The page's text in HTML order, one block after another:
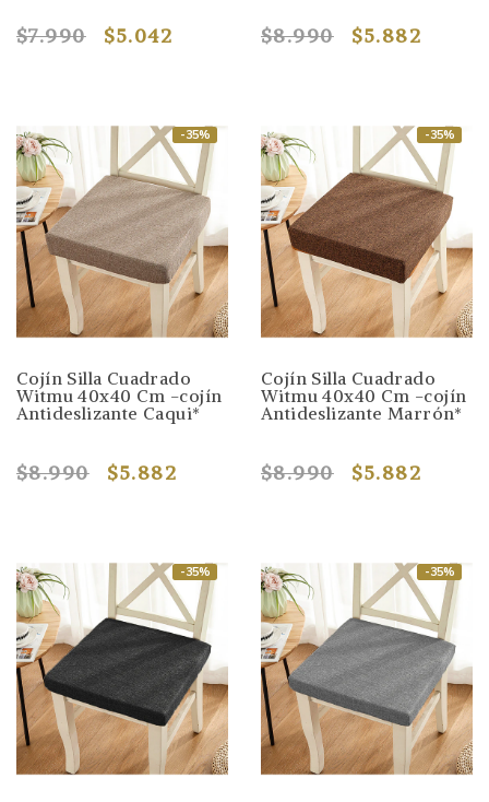
$7.990 $5.042 $8.990 $5.882
-35%
Cojín Silla Cuadrado
Witmu 40x40 Cm -cojín
Antideslizante Caqui*
$8.990 $5.882
-35%
Cojín Silla Cuadrado
Witmu 40x40 Cm -cojín
Antideslizante Marrón*
$8.990 $5.882
-35% -35%